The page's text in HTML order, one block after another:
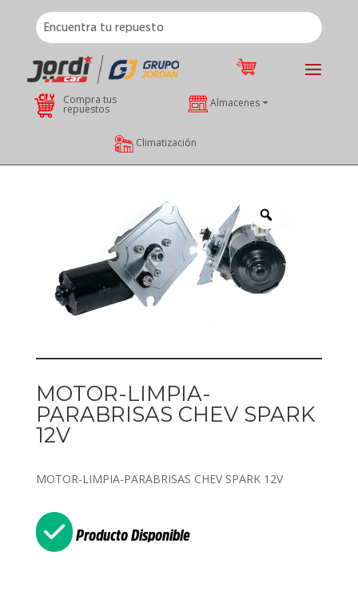
Compra tus
repuestos Almacenes
Climatización
MOTOR-LIMPIA-
PARABRISAS CHEV SPARK
12V
MOTOR-LIMPIA-PARABRISAS CHEV SPARK 12V
Producto Disponible